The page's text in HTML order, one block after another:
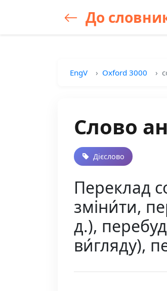
До
EngV Oxford 3000
Слово
Дієслово
Переклад
зміни́ти,
д.),
ви́гляду),